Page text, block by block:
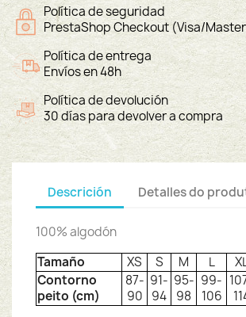
Política de seguridad
PrestaShop Checkout (Visa/
Política de entrega
Envíos en 48h
Política de devolución
30 días para devolver a compra
Descrición Detalles do
100% algodón
Tamaño
XS S M L
Contorno
peito (cm)
87-
90
91-
94
95-
98
99-
106